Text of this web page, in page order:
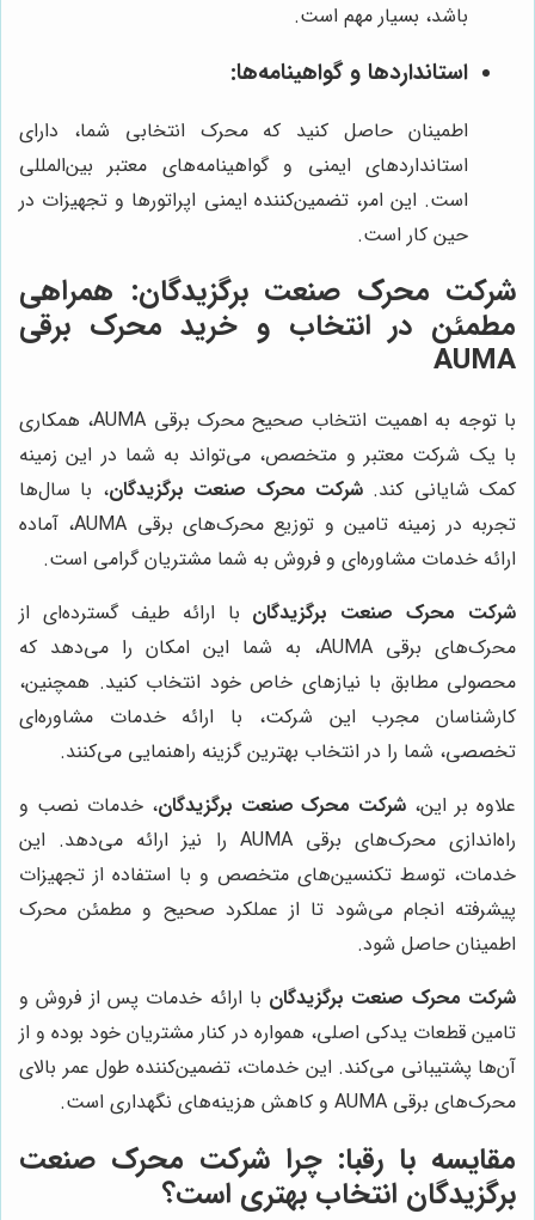
باشد، بسیار مهم است.
استانداردها و گواهینامه‌ها:
اطمینان حاصل کنید که محرک انتخابی شما، دارای
استانداردهای ایمنی و گواهینامه‌های معتبر بین‌المللی
است. این امر، تضمین‌کننده ایمنی اپراتورها و تجهیزات در
حین کار است.
شرکت محرک صنعت برگزیدگان: همراهی
مطمئن در انتخاب و خرید محرک برقی
AUMA
با توجه به اهمیت انتخاب صحیح محرک برقی AUMA، همکاری
با یک شرکت معتبر و متخصص، می‌تواند به شما در این زمینه
کمک شایانی کند.شرکت محرک صنعت برگزیدگان، با سال‌ها
تجربه در زمینه تامین و توزیع محرک‌های برقی AUMA، آماده
ارائه خدمات مشاوره‌ای و فروش به شما مشتریان گرامی است.
شرکت محرک صنعت برگزیدگان با ارائه طیف گسترده‌ای از
محرک‌های برقی AUMA، به شما این امکان را می‌دهد که
محصولی مطابق با نیازهای خاص خود انتخاب کنید. همچنین،
کارشناسان مجرب این شرکت، با ارائه خدمات مشاوره‌ای
تخصصی، شما را در انتخاب بهترین گزینه راهنمایی می‌کنند.
علاوه بر این، شرکت محرک صنعت برگزیدگان، خدمات نصب و
راه‌اندازی محرک‌های برقی AUMA را نیز ارائه می‌دهد. این
خدمات، توسط تکنسین‌های متخصص و با استفاده از تجهیزات
پیشرفته انجام می‌شود تا از عملکرد صحیح و مطمئن محرک
اطمینان حاصل شود.
شرکت محرک صنعت برگزیدگان با ارائه خدمات پس از فروش و
تامین قطعات یدکی اصلی، همواره در کنار مشتریان خود بوده و از
آن‌ها پشتیبانی می‌کند. این خدمات، تضمین‌کننده طول عمر بالای
محرک‌های برقی AUMA و کاهش هزینه‌های نگهداری است.
مقایسه با رقبا: چراشرکت محرک صنعت
برگزیدگان انتخاب بهتری است؟